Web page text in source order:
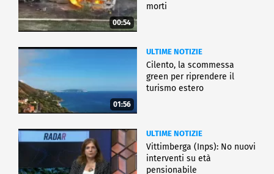
00:54
morti
01:56
ULTIME NOTIZIE
Cilento, la scommessa
green per riprendere il
turismo estero
ULTIME NOTIZIE
Vittimberga (Inps): No nuovi
interventi su età
pensionabile